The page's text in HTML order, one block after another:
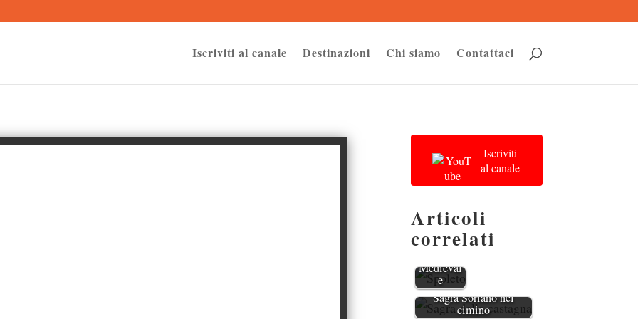
Iscriviti al canale Destinazioni Chi siamo Contattaci
Iscriviti
al canale
Articoli
correlati
Spoleto:
Moderni
Medieval
e
Sagra Soriano nel
cimino
bloccate a seguito delle tue scelte privacy: